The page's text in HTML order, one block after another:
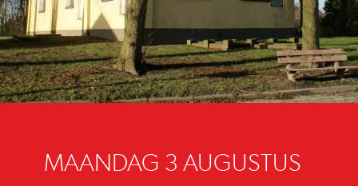
MAANDAG 3 AUGUSTUS